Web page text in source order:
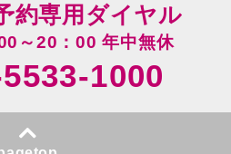
約専用ダイヤル
～20：00 年中無休
1000